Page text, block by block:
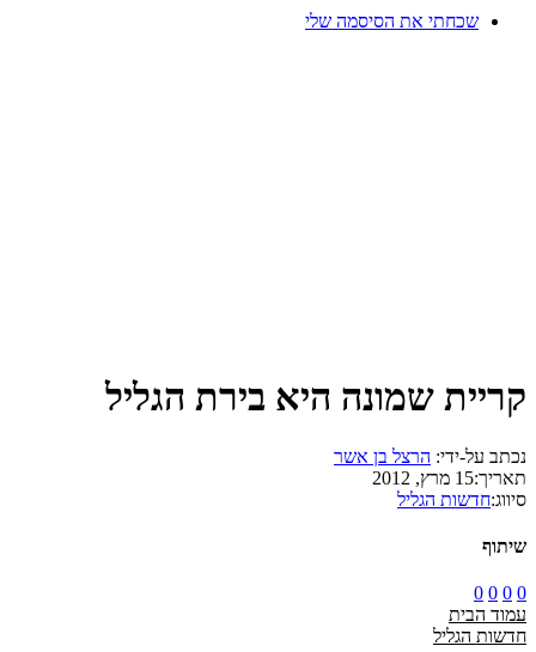
שכחתי את הסיסמה שלי
קריית שמונה היא בירת הגליל
נכתב על-ידי: הרצל בן אשר
תאריך:15 מרץ, 2012
סיווג:חדשות הגליל
שיתוף
0
0
0
0
עמוד הבית
חדשות הגליל